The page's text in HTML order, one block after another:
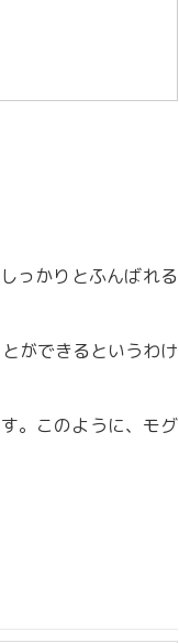
っかりとふんばれる
ができるというわけ
。このように、モグ